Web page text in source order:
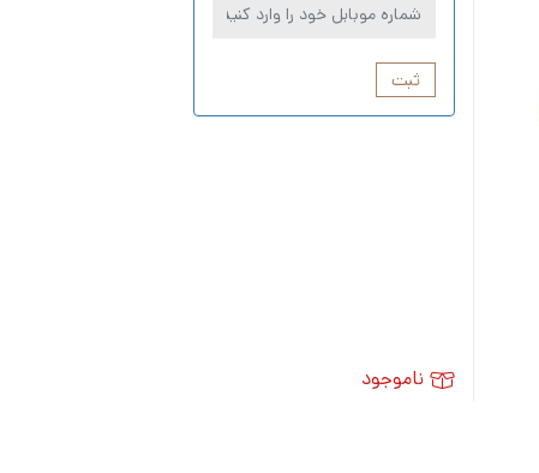
ثبت
ناموجود